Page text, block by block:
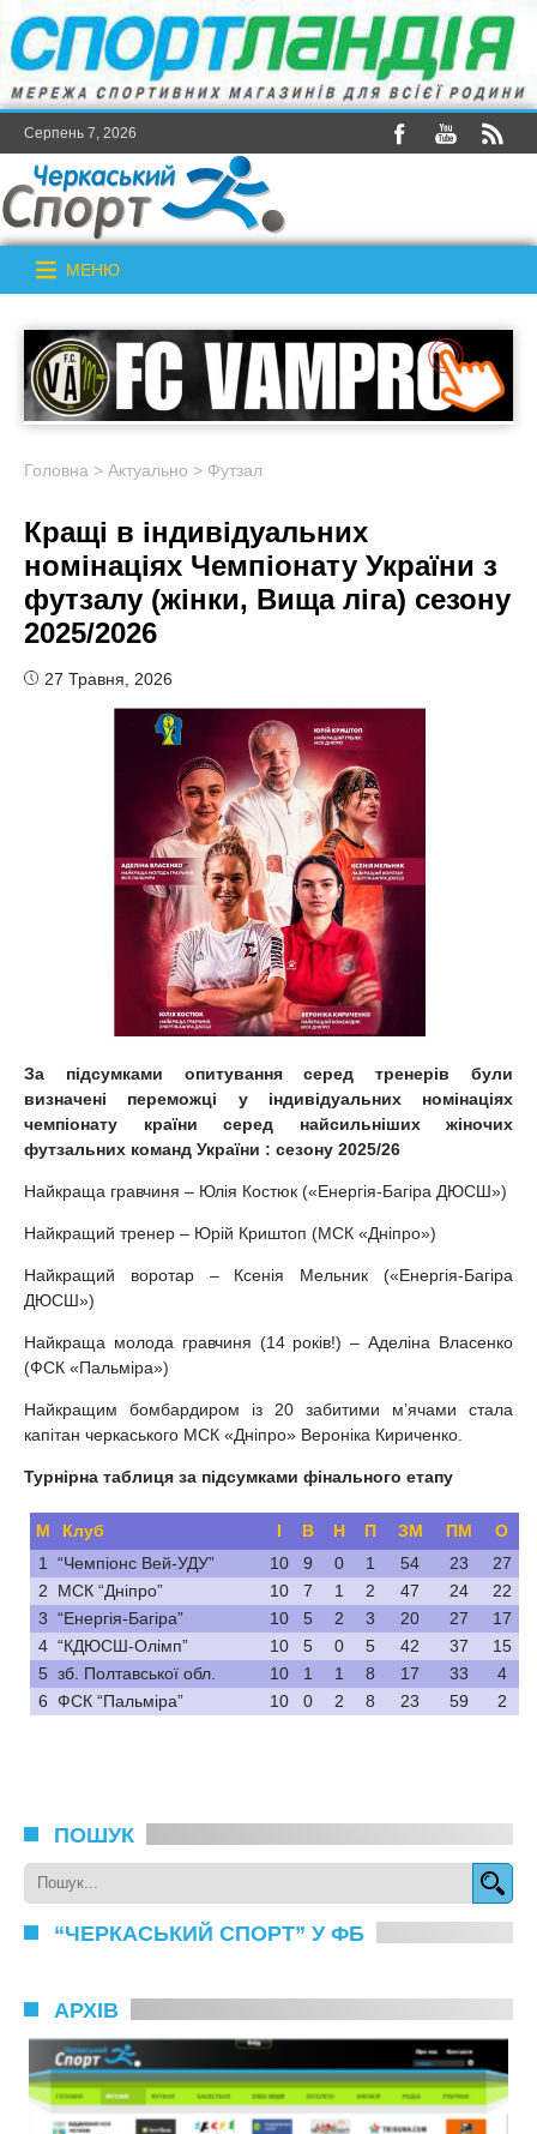
Серпень 7, 2026
МЕНЮ
Головна > Актуально > Футзал
Кращі в індивідуальних
номінаціях Чемпіонату України з
футзалу (жінки, Вища ліга) сезону
2025/2026
27 Травня, 2026
За підсумками опитування серед тренерів були
визначені переможці у індивідуальних номінаціях
чемпіонату країни серед найсильніших жіночих
футзальних команд України : сезону 2025/26
Найкраща гравчиня – Юлія Костюк («Енергія-Багіра ДЮСШ»)
Найкращий тренер – Юрій Криштоп (МСК «Дніпро»)
Найкращий воротар – Ксенія Мельник («Енергія-Багіра
ДЮСШ»)
Найкраща молода гравчиня (14 років!) – Аделіна Власенко
(ФСК «Пальміра»)
Найкращим бомбардиром із 20 забитими мʼячами стала
капітан черкаського МСК «Дніпро» Вероніка Кириченко.
Турнірна таблиця за підсумками фінального етапу
М Клуб І В Н П ЗМ ПМ
О
1
“Чемпіонс Вей-УДУ” 10 9 0 1 54 23
27
2
МСК “Дніпро” 10 7 1 2 47 24
22
3 “Енергія-Багіра” 10 5 2 3 20 27
17
4 “КДЮСШ-Олімп” 10 5 0 5 42 37
15
5 зб. Полтавської обл. 10 1 1 8 17 33
4
6 ФСК “Пальміра” 10 0 2 8 23 59 2
ПОШУК
“ЧЕРКАСЬКИЙ СПОРТ” У ФБ
АРХІВ